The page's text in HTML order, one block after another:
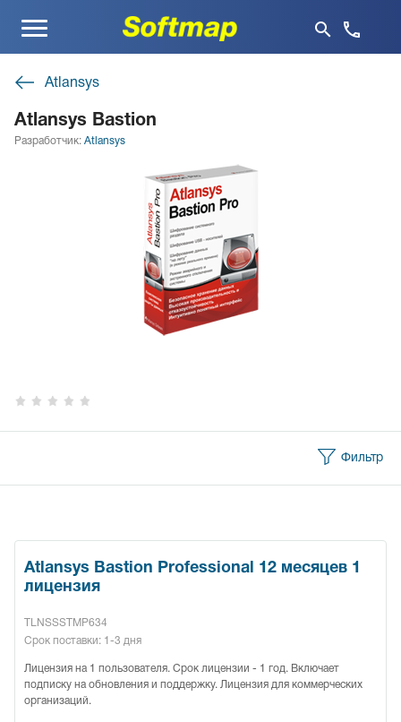
Меню
Atlansys
Atlansys Bastion
Разработчик: Atlansys
Фильтр
Atlansys Bastion Professional 12 месяцев 1
лицензия
TLNSSSTMP634
Срок поставки: 1-3 дня
Лицензия на 1 пользователя. Срок лицензии - 1 год. Включает
подписку на обновления и поддержку. Лицензия для коммерческих
организаций.